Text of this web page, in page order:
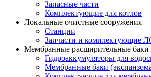
Запасные части
Комплектующие для котлов
Локальные очистные сооружения
Станции
Запчасти и комплектующие
Мембранные расширительные баки
Гидроаккумуляторы для
Мембранные баки